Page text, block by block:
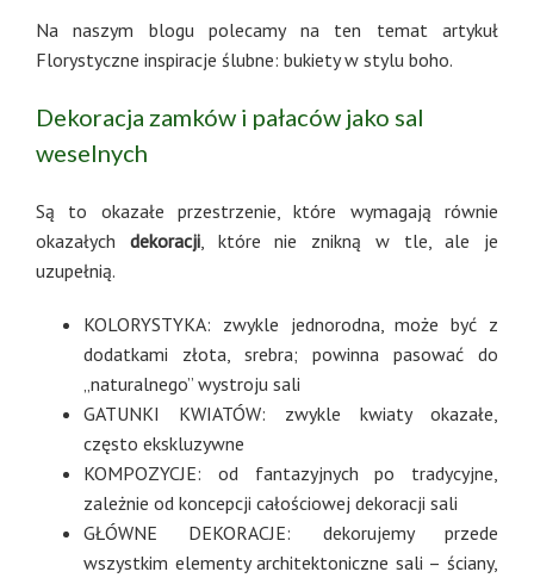
Na naszym blogu polecamy na ten temat artykuł
Florystyczne inspiracje ślubne: bukiety w stylu boho.
Dekoracja zamków i pałaców jako sal
weselnych
Są to okazałe przestrzenie, które wymagają równie
okazałych dekoracji, które nie znikną w tle, ale je
uzupełnią.
KOLORYSTYKA: zwykle jednorodna, może być z
dodatkami złota, srebra; powinna pasować do
„naturalnego” wystroju sali
GATUNKI KWIATÓW: zwykle kwiaty okazałe,
często ekskluzywne
KOMPOZYCJE: od fantazyjnych po tradycyjne,
zależnie od koncepcji całościowej dekoracji sali
GŁÓWNE DEKORACJE: dekorujemy przede
wszystkim elementy architektoniczne sali – ściany,